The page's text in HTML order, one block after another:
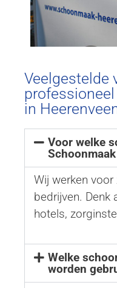
Veelgestelde
in
Voor welke
Wij werken
bedrijven. Denk
hotels,
Welke
worden